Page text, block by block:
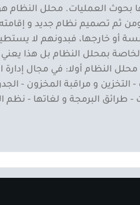
بحوث العمليات. محلل
ثم تصميم نظام جديد و
خارجها، فبدونهم لا يستطيع
النظام أولا: في مجال إدارة
- التخزين و مراقبة المخزون -
- طرائق البرمجة و لغاتها -